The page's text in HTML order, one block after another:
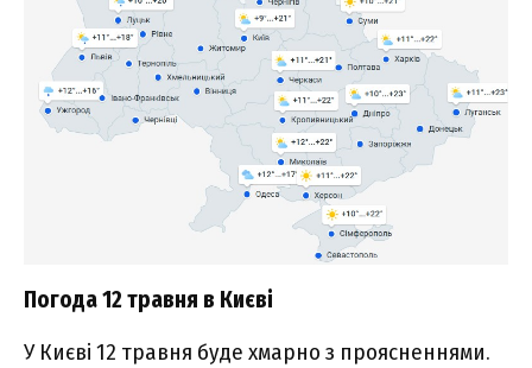
Погода 12 травня в Києві
У Києві 12 травня буде хмарно з проясненнями.